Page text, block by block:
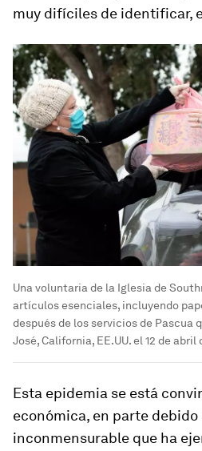
muy difíciles de identificar,
Una voluntaria de la Iglesia de
artículos esenciales, incluyendo
después de los servicios de Pascua
José, California, EE.UU. el 12 de abril
Esta epidemia se está
económica, en parte debido
inconmensurable que ha